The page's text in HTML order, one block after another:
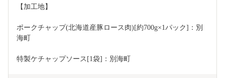
【加工地】
ポークチャップ(北海道産豚ロース肉)[約700g×1パック]：別
海町
特製ケチャップソース[1袋]：別海町